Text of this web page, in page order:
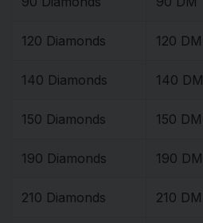
120 Diamonds 120 DM
140 Diamonds 140 DM
150 Diamonds 150 DM
190 Diamonds 190 DM
210 Diamonds 210 DM